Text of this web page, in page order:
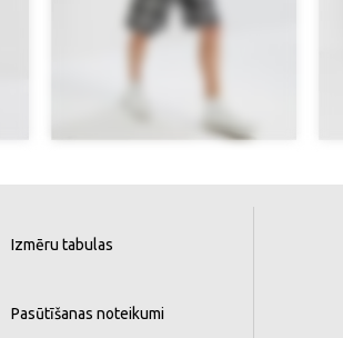
Izmēru tabulas
Pasūtīšanas noteikumi